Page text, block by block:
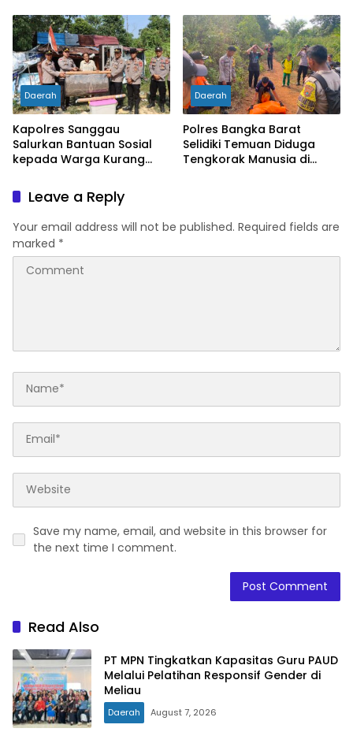
Putih
Daerah
Kapolres Sanggau
Salurkan Bantuan Sosial
kepada Warga Kurang
Wujud Nyata Kepedulian
Polri Hadir untuk
Masyarakat
Daerah
Polres Bangka Barat
Selidiki Temuan Diduga
Tengkorak Manusia di
Leave a Reply
Your email address will not be published. Required fields are
marked *
Save my name, email, and website in this browser for
the next time I comment.
Read Also
PT MPN Tingkatkan Kapasitas Guru PAUD
Melalui Pelatihan Responsif Gender di
Meliau
Daerah August 7, 2026